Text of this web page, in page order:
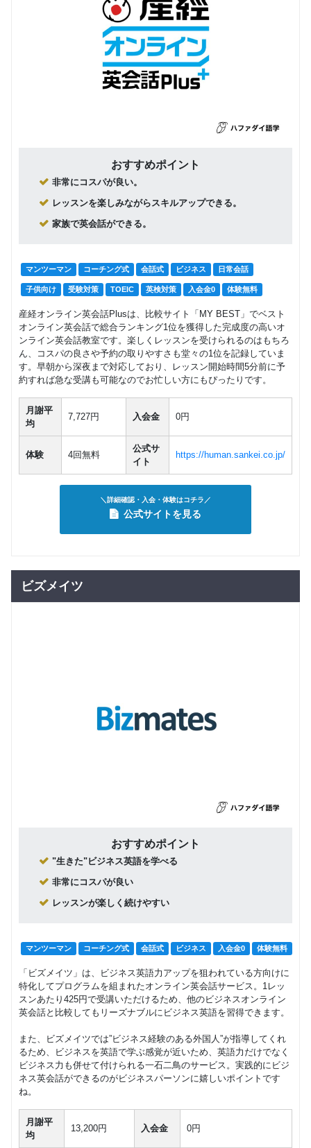
おすすめポイント
非常にコスパが良い。
レッスンを楽しみながらスキルアップできる。
家族で英会話ができる。
マンツーマン コーチング式 会話式 ビジネス 日常会話
子供向け 受験対策 TOEIC 英検対策 入会金0 体験無料
産経オンライン英会話Plusは、比較サイト「MY BEST」でベスト
オンライン英会話で総合ランキング1位を獲得した完成度の高いオ
ンライン英会話教室です。楽しくレッスンを受けられるのはもちろ
ん、コスパの良さや予約の取りやすさも堂々の1位を記録していま
す。早朝から深夜まで対応しており、レッスン開始時間5分前に予
約すれば急な受講も可能なのでお忙しい方にもぴったりです。
月謝平
均
7,727円 入会金 0円
体験 4回無料
公式サ
イト
https://human.sankei.co.jp/
＼詳細確認・入会・体験はコチラ／
公式サイトを見る
ビズメイツ
おすすめポイント
"生きた"ビジネス英語を学べる
非常にコスパが良い
レッスンが楽しく続けやすい
マンツーマン コーチング式 会話式 ビジネス 入会金0 体験無料
「ビズメイツ」は、ビジネス英語力アップを狙われている方向けに
特化してプログラムを組まれたオンライン英会話サービス。1レッ
スンあたり425円で受講いただけるため、他のビジネスオンライン
英会話と比較してもリーズナブルにビジネス英語を習得できます。
また、ビズメイツでは”ビジネス経験のある外国人”が指導してくれ
るため、ビジネスを英語で学ぶ感覚が近いため、英語力だけでなく
ビジネス力も併せて付けられる一石二鳥のサービス。実践的にビジ
ネス英会話ができるのがビジネスパーソンに嬉しいポイントです
ね。
月謝平
均
13,200円 入会金 0円